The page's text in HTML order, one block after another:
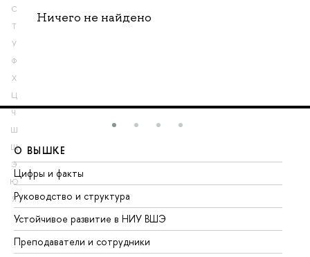
С
Т
У
Ф
Х
Ц
Ч
Ш
Щ
Э
Ю
Я
Ничего не найдено
О ВЫШКЕ
Цифры и факты
Руководство и структура
Устойчивое развитие в НИУ ВШЭ
Преподаватели и сотрудники